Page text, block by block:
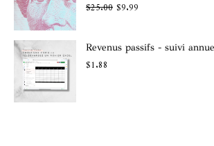
$25.00 $9.99
Revenus passifs - suivi
$1.88